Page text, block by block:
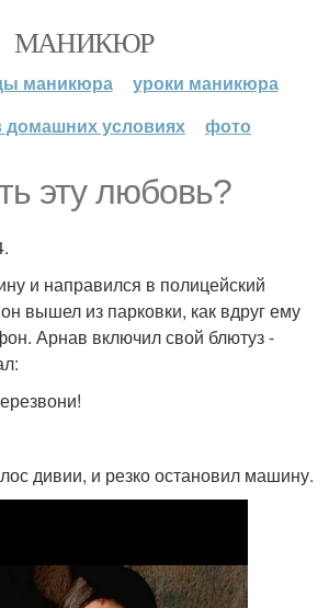
МАНИКЮР
маникюра
уроки маникюра
условиях
фото
эту любовь?
и направился в полицейский
вышел из парковки, как вдруг ему
Арнав включил свой блютуз -
дивии, и резко остановил машину.